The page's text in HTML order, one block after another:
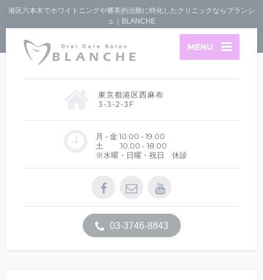
港区六本木でホワイトニングや審美的治療に特化したクリニックならブランシ
ェ｜BLANCHE
MENU
東京都港区西麻布
3-3-2-3F
月 - 金 10.00 - 19.00
土 10.00 - 18.00
※水曜・日曜・祝日 休診
03-3746-8843